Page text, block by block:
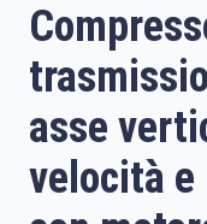
asse
velocità